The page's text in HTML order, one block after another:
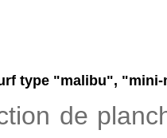
type "malibu",
de